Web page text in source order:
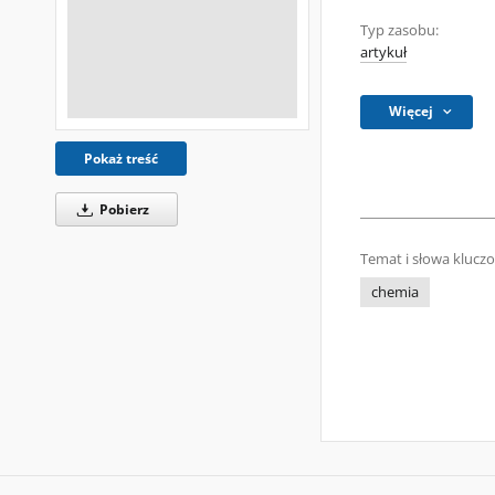
Pokaż treść
Pobierz
Typ zasobu:
artykuł
Więcej
Temat i słowa
chemia